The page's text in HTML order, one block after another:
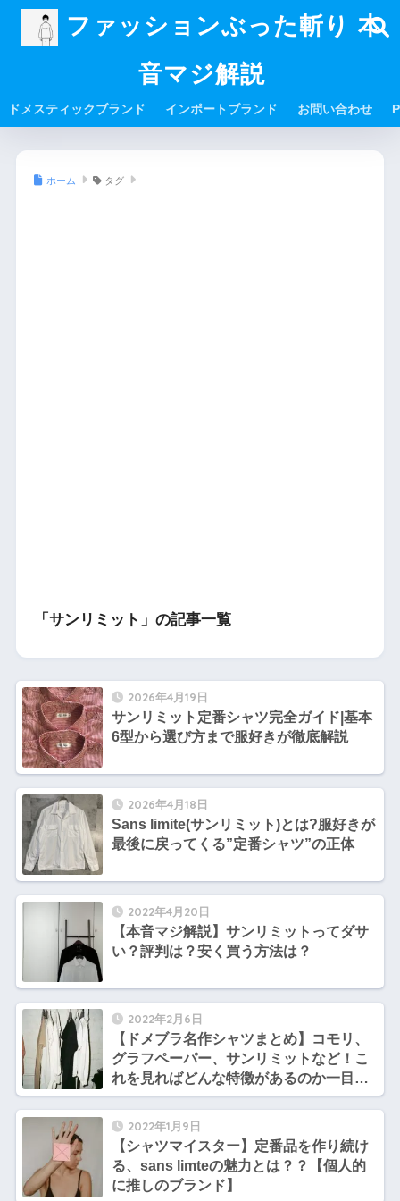
ファッションぶった斬り 本
音マジ解説
ドメスティックブランド インポートブランド お問い合わせ
ホーム タグ
「サンリミット」の記事一覧
2026年4月19日
サンリミット定番シャツ完全ガイド|基本
6型から選び方まで服好きが徹底解説
2026年4月18日
Sans limite(サンリミット)とは?服好きが
最後に戻ってくる”定番シャツ”の正体
2022年4月20日
【本音マジ解説】サンリミットってダサ
い？評判は？安く買う方法は？
2022年2月6日
【ドメブラ名作シャツまとめ】コモリ、
グラフペーパー、サンリミットなど！こ
れを見ればどんな特徴があるのか一目瞭
然【厳選５ブランド】
2022年1月9日
【シャツマイスター】定番品を作り続け
る、sans limteの魅力とは？？【個人的
に推しのブランド】